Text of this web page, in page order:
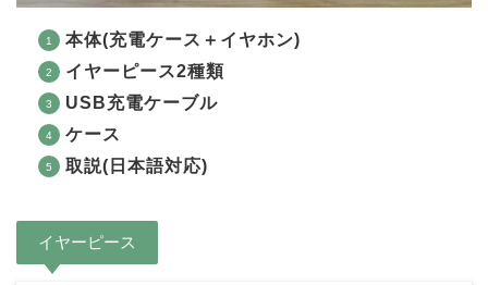
本体(充電ケース＋イヤホン)
イヤーピース2種類
USB充電ケーブル
ケース
取説(日本語対応)
イヤーピース